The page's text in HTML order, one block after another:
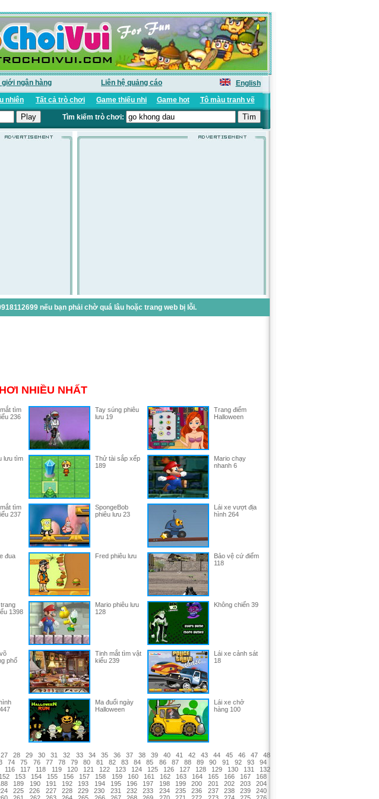
giới ngân hàng Liên hệ quảng cáo
English
nhiên Tất cả trò chơi Game thiếu nhi Game hot Tô màu tranh vẽ
Tìm kiếm trò chơi:
nếu bạn phải chờ quá lâu hoặc trang web bị lỗi.
NHIỀU NHẤT
tìm
236
Tay súng phiêu
lưu 19
Trang điểm
Halloween
lưu tìm
Thử tài sắp xếp
189
Mario chạy
nhanh 6
tìm
237
SpongeBob
phiêu lưu 23
Lái xe vượt địa
hình 264
đua
Fred phiêu lưu
Bảo vệ cứ điểm
118
1398
Mario phiêu lưu
128
Không chiến 39
phố
Tinh mắt tìm vật
kiểu 239
Lái xe cảnh sát
18
Ma đuổi ngày
Halloween
Lái xe chở
hàng 100
27 28 29 30 31 32 33 34 35 36 37 38 39 40 41 42 43 44 45 46 47
48
74 75 76 77 78 79 80 81 82 83 84 85 86 87 88 89 90 91 92 93
94
116 117 118 119 120 121 122 123 124 125 126 127 128 129 130 131
132
152 153 154 155 156 157 158 159 160 161 162 163 164 165 166 167
168
189 190 191 192 193 194 195 196 197 198 199 200 201 202 203
204
225 226 227 228 229 230 231 232 233 234 235 236 237 238 239
240